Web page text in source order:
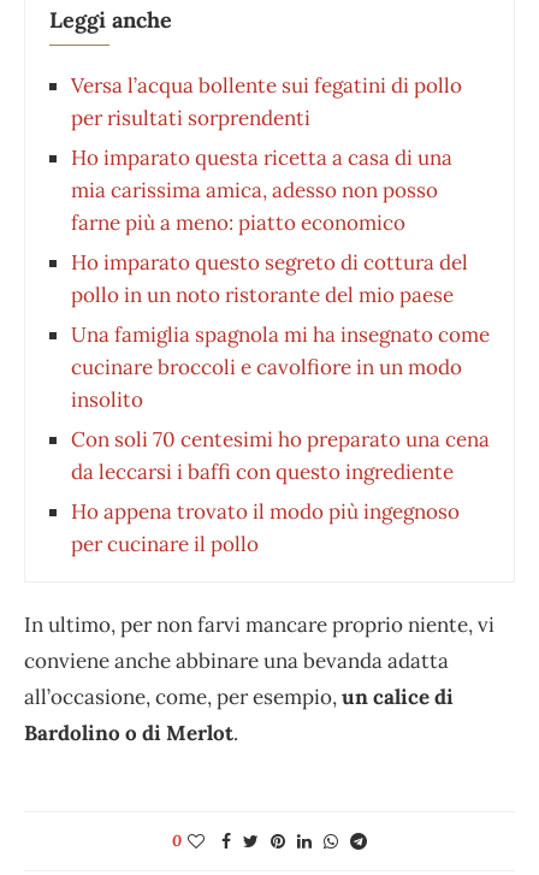
Leggi anche
Versa l’acqua bollente sui fegatini di pollo
per risultati sorprendenti
Ho imparato questa ricetta a casa di una
mia carissima amica, adesso non posso
farne più a meno: piatto economico
Ho imparato questo segreto di cottura del
pollo in un noto ristorante del mio paese
Una famiglia spagnola mi ha insegnato come
cucinare broccoli e cavolfiore in un modo
insolito
Con soli 70 centesimi ho preparato una cena
da leccarsi i baffi con questo ingrediente
Ho appena trovato il modo più ingegnoso
per cucinare il pollo
In ultimo, per non farvi mancare proprio niente, vi
conviene anche abbinare una bevanda adatta
all’occasione, come, per esempio,un calice di
Bardolino o di Merlot.
0